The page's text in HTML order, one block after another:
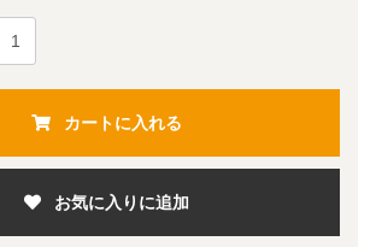
カートに入れる
お気に入りに追加